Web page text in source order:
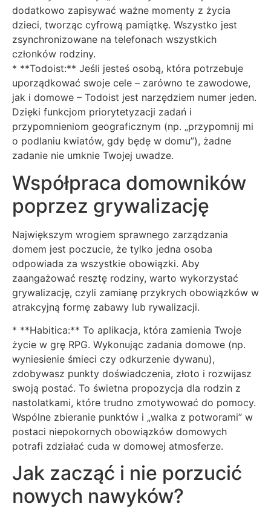
dodatkowo zapisywać ważne momenty z życia
dzieci, tworząc cyfrową pamiątkę. Wszystko jest
zsynchronizowane na telefonach wszystkich
członków rodziny.
* **Todoist:** Jeśli jesteś osobą, która potrzebuje
uporządkować swoje cele – zarówno te zawodowe,
jak i domowe – Todoist jest narzędziem numer jeden.
Dzięki funkcjom priorytetyzacji zadań i
przypomnieniom geograficznym (np. „przypomnij mi
o podlaniu kwiatów, gdy będę w domu”), żadne
zadanie nie umknie Twojej uwadze.
Współpraca domowników
poprzez grywalizację
Największym wrogiem sprawnego zarządzania
domem jest poczucie, że tylko jedna osoba
odpowiada za wszystkie obowiązki. Aby
zaangażować resztę rodziny, warto wykorzystać
grywalizację, czyli zamianę przykrych obowiązków w
atrakcyjną formę zabawy lub rywalizacji.
* **Habitica:** To aplikacja, która zamienia Twoje
życie w grę RPG. Wykonując zadania domowe (np.
wyniesienie śmieci czy odkurzenie dywanu),
zdobywasz punkty doświadczenia, złoto i rozwijasz
swoją postać. To świetna propozycja dla rodzin z
nastolatkami, które trudno zmotywować do pomocy.
Wspólne zbieranie punktów i „walka z potworami” w
postaci niepokornych obowiązków domowych
potrafi zdziałać cuda w domowej atmosferze.
Jak zacząć i nie porzucić
nowych nawyków?